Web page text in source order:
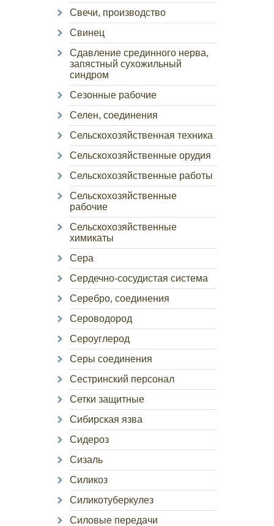
Свечи, производство
Свинец
Сдавление срединного нерва,
запястный сухожильный
синдром
Сезонные рабочие
Селен, соединения
Сельскохозяйственная техника
Сельскохозяйственные орудия
Сельскохозяйственные работы
Сельскохозяйственные
рабочие
Сельскохозяйственные
химикаты
Сера
Сердечно-сосудистая система
Серебро, соединения
Сероводород
Сероуглерод
Серы соединения
Сестринский персонал
Сетки защитные
Сибирская язва
Сидероз
Сизаль
Силикоз
Силикотуберкулез
Силовые передачи